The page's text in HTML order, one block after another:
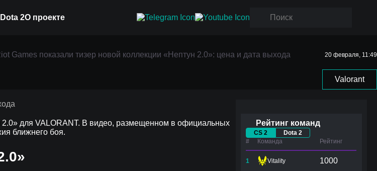
2О проекте
Games показали тизер новой коллекции «Нептун 2.0»: цена и дата выхода 20 февраля, 11:49
Valorant
коллекции
2.0» для VALORANT. В видео, размещенном в официальных
ближнего боя.
Рейтинг команд
CS 2
Dota 2
#
Команда Рейтинг
1 Vitality 1000